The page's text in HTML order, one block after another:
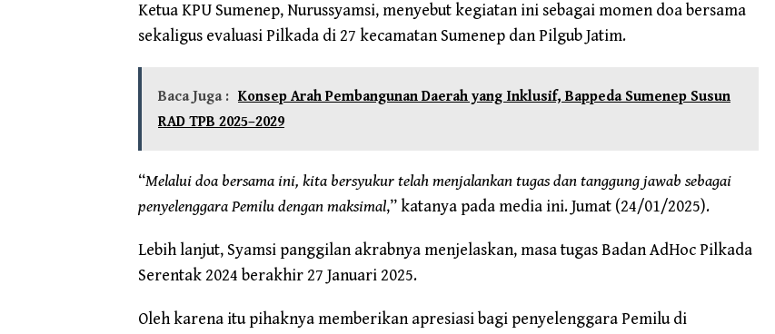
Ketua KPU Sumenep, Nurussyamsi, menyebut kegiatan ini sebagai momen doa bersama
sekaligus evaluasi Pilkada di 27 kecamatan Sumenep dan Pilgub Jatim.
Baca Juga : Konsep Arah Pembangunan Daerah yang Inklusif, Bappeda Sumenep Susun
RAD TPB 2025–2029
“Melalui doa bersama ini, kita bersyukur telah menjalankan tugas dan tanggung jawab sebagai
penyelenggara Pemilu dengan maksimal,” katanya pada media ini. Jumat (24/01/2025).
Lebih lanjut, Syamsi panggilan akrabnya menjelaskan, masa tugas Badan AdHoc Pilkada
Serentak 2024 berakhir 27 Januari 2025.
Oleh karena itu pihaknya memberikan apresiasi bagi penyelenggara Pemilu di